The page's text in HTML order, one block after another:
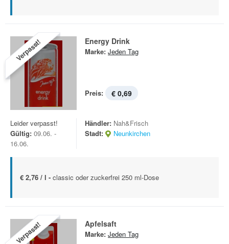
Verpasst! Energy Drink
Marke: Jeden Tag
Preis: € 0,69
Leider verpasst!
Gültig: 09.06. -
16.06.
Händler: Nah&Frisch
Stadt:
Neunkirchen
€ 2,76 / l - classic oder zuckerfrei 250 ml-Dose
Verpasst! Apfelsaft
Marke: Jeden Tag